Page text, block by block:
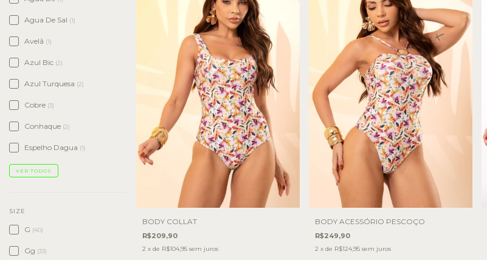
Agua De Sal (1)
Avelã (1)
Azul Bic (2)
Azul Turquesa (2)
Cobre (3)
Conhaque (2)
Espelho Dagua (1)
VER TODOS
SIZE
G (40)
Gg (33)
BODY COLLAT
R$209,90
2 x de R$104,95 sem juros
BODY ACESSÓRIO PESCOÇO
R$249,90
2 x de R$124,95 sem juros